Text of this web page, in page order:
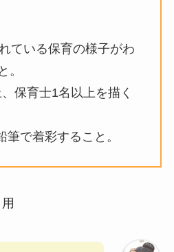
ている保育の様子がわ
。
保育士1名以上を描く
で着彩すること。